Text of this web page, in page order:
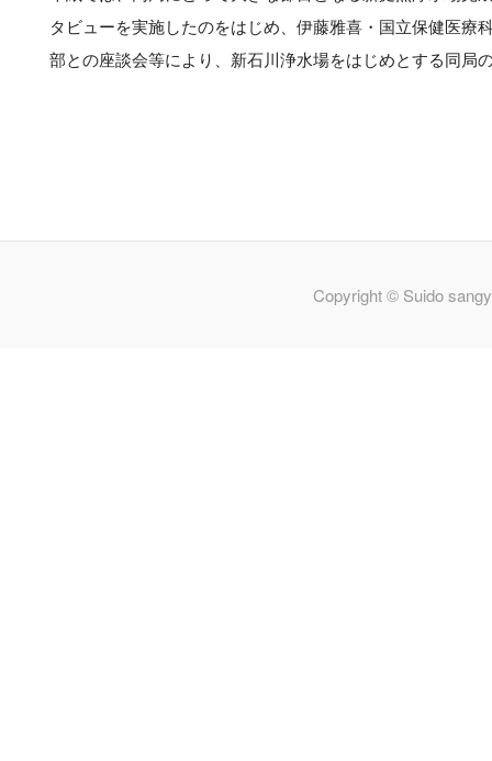
タビューを実施したのをはじめ、伊藤雅喜・国立保健医療
部との座談会等により、新石川浄水場をはじめとする同局
Copyright © Suido